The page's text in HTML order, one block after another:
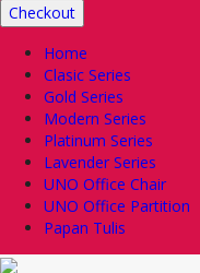
Checkout
Home
Clasic Series
Gold Series
Modern Series
Platinum Series
Lavender Series
UNO Office Chair
UNO Office Partition
Papan Tulis